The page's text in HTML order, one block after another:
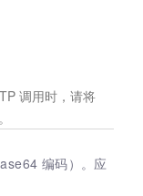
调用时，请将
编码）。应